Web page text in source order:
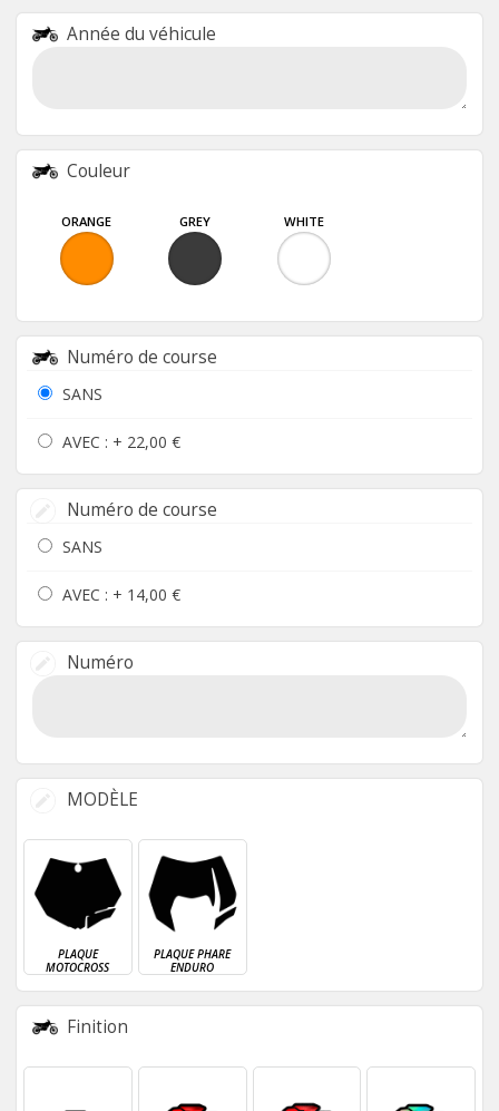
Année du véhicule
Couleur
ORANGE GREY WHITE
Numéro de course
SANS
AVEC : + 22,00 €
Numéro de course
SANS
AVEC : + 14,00 €
Numéro
MODÈLE
PLAQUE
MOTOCROSS
PLAQUE PHARE
ENDURO
Finition